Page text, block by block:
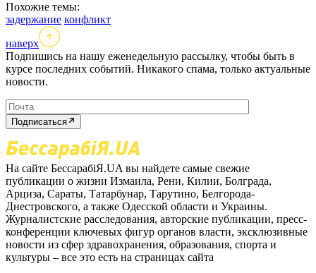
Похожие темы:
задержание конфликт
наверх
Подпишись на нашу еженедельную рассылку, чтобы быть в
курсе последних событий. Никакого спама, только актуальные
новости.
Подписаться
На сайте БессарабіЯ.UA вы найдете самые свежие
публикации о жизни Измаила, Рени, Килии, Болграда,
Арциза, Сараты, Татарбунар, Тарутино, Белгорода-
Днестровского, а также Одесской области и Украины.
Журналистские расследования, авторские публикации, пресс-
конференции ключевых фигур органов власти, эксклюзивные
новости из сфер здравохранения, образования, спорта и
культуры – все это есть на страницах сайта